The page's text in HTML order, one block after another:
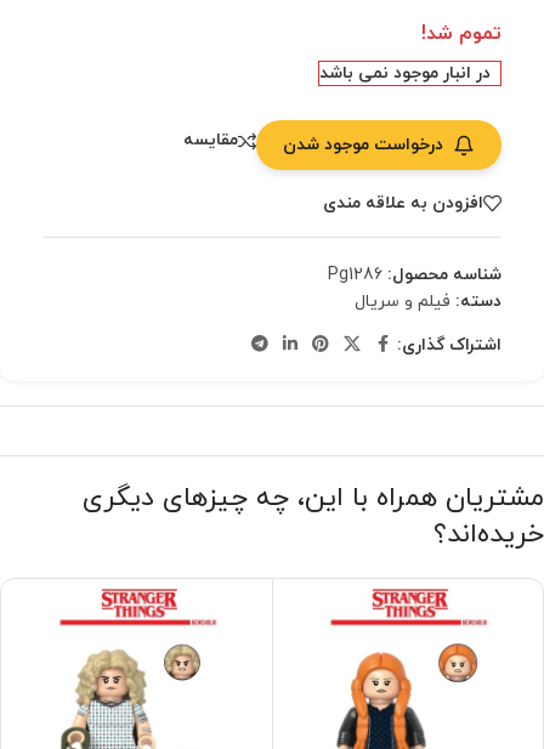
تموم شد!
در انبار موجود نمی باشد
درخواست موجود شدن مقایسه
افزودن به علاقه مندی
شناسه محصول: Pg1286
دسته: فیلم و سریال
اشتراک گذاری:
مشتریان همراه با این، چه چیزهای دیگری
خریده‌اند؟